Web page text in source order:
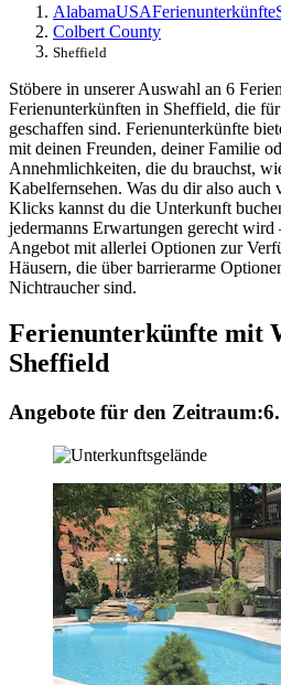
AlabamaUSAFerienunterkünfte
Colbert County
Sheffield
Stöbere in unserer Auswahl an 6
Ferienunterkünften in Sheffield, die
geschaffen sind. Ferienunterkünfte
mit deinen Freunden, deiner Familie
Annehmlichkeiten, die du brauchst,
Kabelfernsehen. Was du dir also auch
Klicks kannst du die Unterkunft
jedermanns Erwartungen gerecht
Angebot mit allerlei Optionen zur
Häusern, die über barrierarme
Nichtraucher sind.
Ferienunterkünfte mit
Sheffield
Angebote für den Zeitraum: